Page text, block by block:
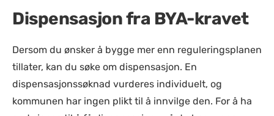
Dispensasjon fra BYA-kravet
Dersom du ønsker å bygge mer enn reguleringsplanen
tillater, kan du søke om dispensasjon. En
dispensasjonssøknad vurderes individuelt, og
kommunen har ingen plikt til å innvilge den. For å ha